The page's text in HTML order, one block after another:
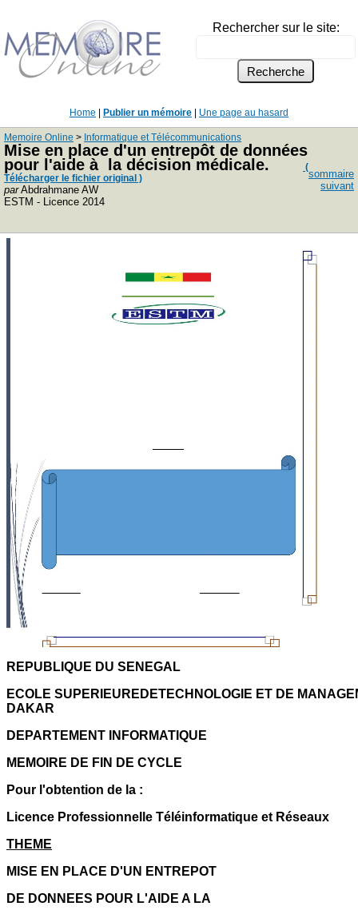
Rechercher sur le site:
Home Publier un mémoire Une page au hasard
Memoire Online > Informatique et Télécommunications
Mise en place d'un entrepôt de données
pour l'aide à la décision médicale.
(
Télécharger le fichier original )
parAbdrahmane AW
ESTM - Licence 2014
sommaire
suivant
REPUBLIQUE DU SENEGAL
ECOLE SUPERIEUREDETECHNOLOGIE ET DE
DAKAR
DEPARTEMENT INFORMATIQUE
MEMOIRE DE FIN DE CYCLE
Pour l'obtention de la :
Licence Professionnelle Téléinformatique et Réseaux
THEME
MISE EN PLACE D'UN ENTREPOT
DE DONNEES POUR L'AIDE A LA